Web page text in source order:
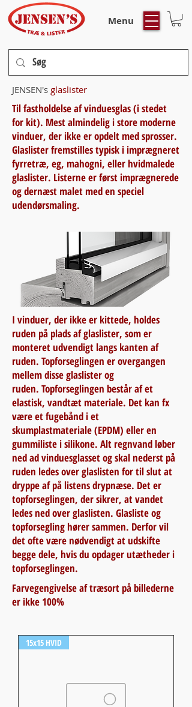
Menu
JENSEN's glaslister
Til fastholdelse af vinduesglas (i stedet
for kit). Mest almindelig i store moderne
vinduer, der ikke er opdelt med sprosser.
Glaslister fremstilles typisk i imprægneret
fyrretræ, eg, mahogni, eller hvidmalede
glaslister. Listerne er først imprægnerede
og dernæst malet med en speciel
udendørsmaling.
I vinduer, der ikke er kittede, holdes
ruden på plads af glaslister, som er
monteret udvendigt langs kanten af
ruden. Topforseglingen er overgangen
mellem disse glaslister og
ruden. Topforseglingen består af et
elastisk, vandtæt materiale. Det kan fx
være et fugebånd i et
skumplastmateriale (EPDM) eller en
gummiliste i silikone. Alt regnvand løber
ned ad vinduesglasset og skal nederst på
ruden ledes over glaslisten for til slut at
dryppe af på listens drypnæse. Det er
topforseglingen, der sikrer, at vandet
ledes ned over glaslisten. Glasliste og
topforsegling hører sammen. Derfor vil
det ofte være nødvendigt at udskifte
begge dele, hvis du opdager utætheder i
topforseglingen.
Farvegengivelse af træsort på billederne
er ikke 100%
15x15 HVID